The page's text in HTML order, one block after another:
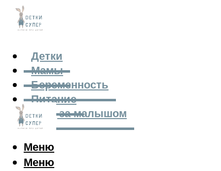
Детки
Мамы
Беременность
Питание
Уход за малышом
Меню
Меню